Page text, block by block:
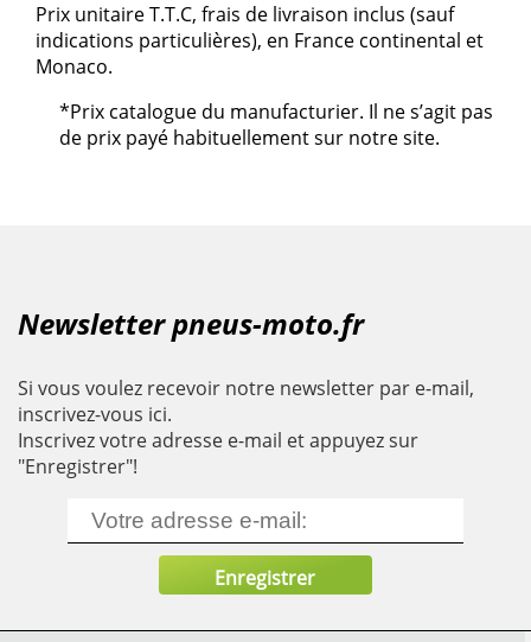
Prix unitaire T.T.C, frais de livraison inclus (sauf
indications particulières), en France continental et
Monaco.
*Prix catalogue du manufacturier. Il ne s’agit pas
de prix payé habituellement sur notre site.
Newsletter pneus-moto.fr
Si vous voulez recevoir notre newsletter par e-mail,
inscrivez-vous ici.
Inscrivez votre adresse e-mail et appuyez sur
"Enregistrer"!